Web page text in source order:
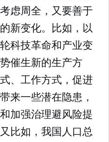
虑周全，又要善于
新变化。比如，以
科技革命和产业变
催生新的生产方
、工作方式，促进
来一些潜在隐患，
加强治理避风险提
比如，我国人口总